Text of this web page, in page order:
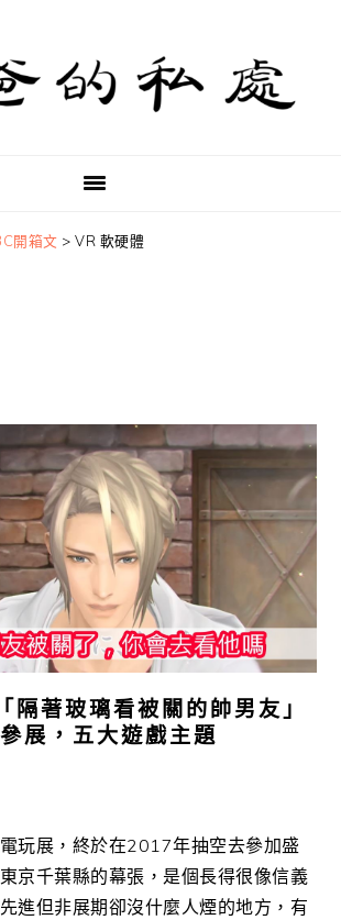
開箱文 >VR 軟硬體
隔著玻璃看被關的帥男友」
展，五大遊戲主題
玩展，終於在2017年抽空去參加盛
京千葉縣的幕張，是個長得很像信義
進但非展期卻沒什麼人煙的地方，有